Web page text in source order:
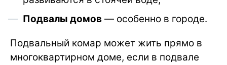
Подвалы домов — особенно в городе.
Подвальный комар может жить прямо в
многоквартирном доме, если в подвале